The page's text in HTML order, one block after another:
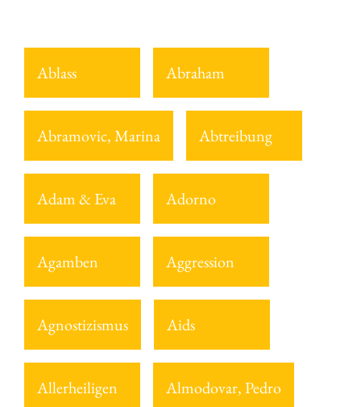
Ablass Abraham
Abramovic, Marina Abtreibung
Adam & Eva Adorno
Agamben Aggression
Agnostizismus Aids
Allerheiligen Almodovar, Pedro